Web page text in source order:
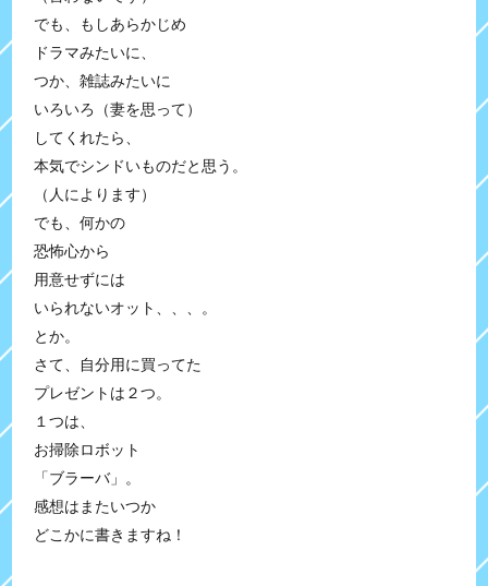
でも、もしあらかじめ
ドラマみたいに、
つか、雑誌みたいに
いろいろ（妻を思って）
してくれたら、
本気でシンドいものだと思う。
（人によります）
でも、何かの
恐怖心から
用意せずには
いられないオット、、、。
とか。
さて、自分用に買ってた
プレゼントは２つ。
１つは、
お掃除ロボット
「ブラーバ」。
感想はまたいつか
どこかに書きますね！